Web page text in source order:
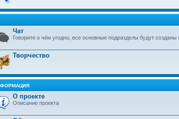
Чат
Говорите о чём угодно, все основные подразделы будут созданы
Творчество
О проекте
Описание проекта